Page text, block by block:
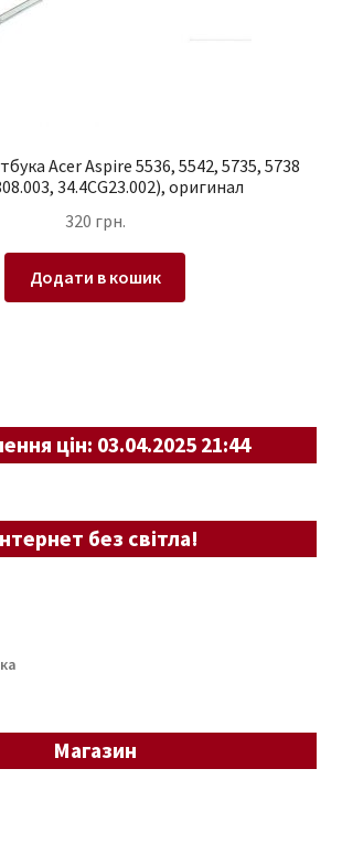
Acer Aspire 5536, 5542, 5735, 5738
34.4CG23.002), оригинал
320 грн.
Додати в кошик
цін: 03.04.2025 21:44
без світла!
Магазин